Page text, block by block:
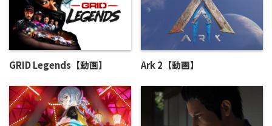
GRID Legends【動画】 Ark 2【動画】